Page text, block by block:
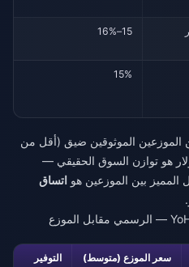
15–16%
15%
الموزعين الموثوقين ضيق (أقل من
مما يخبرك أن حد 0.83 دولار هو توازن السوق الحقيقي —
المميز بين الموزعين هو اتساق
سعر الموزع (متوسط) التوفير